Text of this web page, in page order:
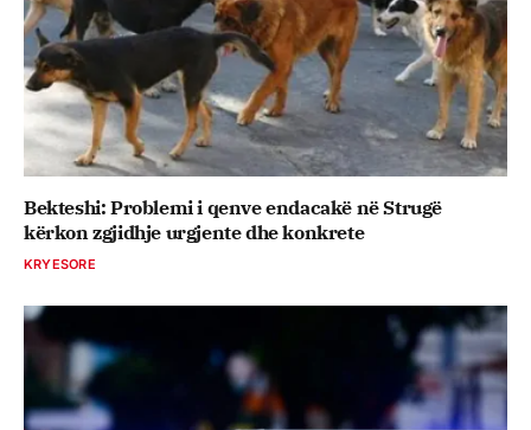
Bekteshi: Problemi i qenve endacakë në Strugë
kërkon zgjidhje urgjente dhe konkrete
KRYESORE